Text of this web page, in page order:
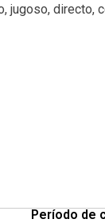
jugoso, directo,
Período de